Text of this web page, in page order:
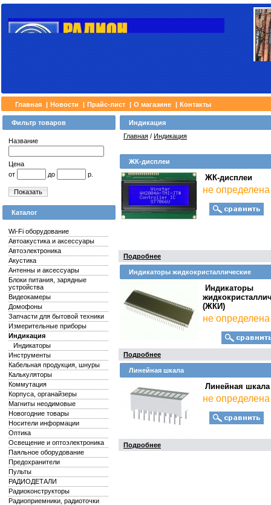
Главная | Новости | Прайс-лист | О магазине | Контакты
Фильтр товаров
Название
Цена
от
до р.
Показать
Каталог
Wi-Fi оборудование
Автоакустика и аксессуары
Автоэлектроника
Акустика
Антенны и аксессуары
Блоки питания, зарядные
устройства
Видеокамеры
Домофоны
Запчасти для бытовой техники
Измерительные приборы
Индикация
Индикаторы
Инструменты
Кабельная продукция, шнуры
Калькуляторы
Коммутация
Корпуса, органайзеры
Магниты неодимовые
Новогодние товары
Носители информации
Оптика
Освещение и оптоэлектроника
Паяльное оборудование
Предохранители
Пульты
РАДИОДЕТАЛИ
Радиоконструкторы
Радиоприемники, радиоточки
Индикация
Главная / Индикация
ЖК-дисплеи
ЖК-дисплеи
не определена
Подробнее
Индикаторы жидкокристаллические
Индикаторы
(ЖКИ)
не определена
Подробнее
Линейная шкала
Линейная шкала
не определена
Подробнее